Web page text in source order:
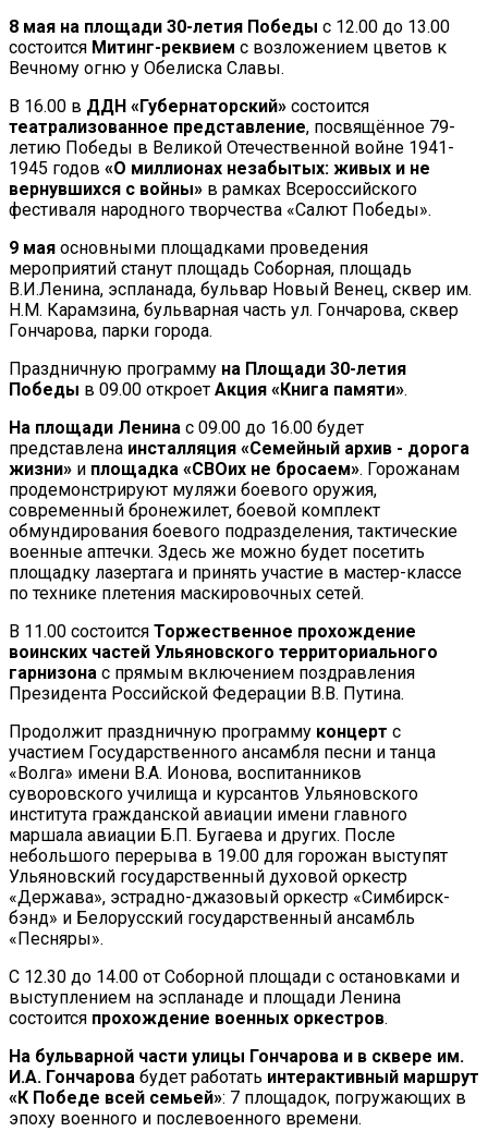
8 мая на площади 30-летия Победы с 12.00 до 13.00
состоится Митинг-реквием с возложением цветов к
Вечному огню у Обелиска Славы.
В 16.00 в ДДН «Губернаторский» состоится
театрализованное представление, посвящённое 79-
летию Победы в Великой Отечественной войне 1941-
1945 годов «О миллионах незабытых: живых и не
вернувшихся с войны» в рамках Всероссийского
фестиваля народного творчества «Салют Победы».
9 мая основными площадками проведения
мероприятий станут площадь Соборная, площадь
В.И.Ленина, эспланада, бульвар Новый Венец, сквер им.
Н.М. Карамзина, бульварная часть ул. Гончарова, сквер
Гончарова, парки города.
Праздничную программу на Площади 30-летия
Победы в 09.00 откроет Акция «Книга памяти».
На площади Ленина с 09.00 до 16.00 будет
представлена инсталляция «Семейный архив - дорога
жизни» и площадка «СВОих не бросаем». Горожанам
продемонстрируют муляжи боевого оружия,
современный бронежилет, боевой комплект
обмундирования боевого подразделения, тактические
военные аптечки. Здесь же можно будет посетить
площадку лазертага и принять участие в мастер-классе
по технике плетения маскировочных сетей.
В 11.00 состоится Торжественное прохождение
воинских частей Ульяновского территориального
гарнизона с прямым включением поздравления
Президента Российской Федерации В.В. Путина.
Продолжит праздничную программу концерт с
участием Государственного ансамбля песни и танца
«Волга» имени В.А. Ионова, воспитанников
суворовского училища и курсантов Ульяновского
института гражданской авиации имени главного
маршала авиации Б.П. Бугаева и других. После
небольшого перерыва в 19.00 для горожан выступят
Ульяновский государственный духовой оркестр
«Держава», эстрадно-джазовый оркестр «Симбирск-
бэнд» и Белорусский государственный ансамбль
«Песняры».
С 12.30 до 14.00 от Соборной площади с остановками и
выступлением на эспланаде и площади Ленина
состоится прохождение военных оркестров.
На бульварной части улицы Гончарова и в сквере им.
И.А. Гончарова будет работать интерактивный маршрут
«К Победе всей семьей»: 7 площадок, погружающих в
эпоху военного и послевоенного времени.